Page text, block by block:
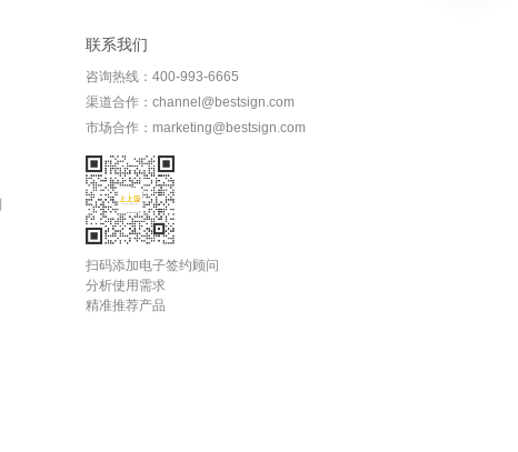
联系我们
咨询热线：400-993-6665
渠道合作：channel@bestsign.com
市场合作：marketing@bestsign.com
扫码添加电子签约顾问
分析使用需求
精准推荐产品